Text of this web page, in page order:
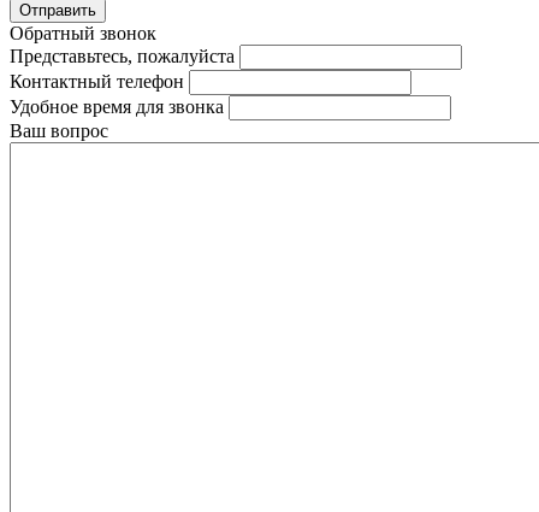
Отправить
Обратный звонок
Представьтесь, пожалуйста
Контактный телефон
Удобное время для звонка
Ваш вопрос